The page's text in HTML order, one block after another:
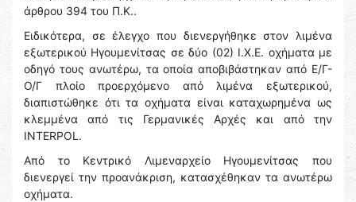
άρθρου 394 του Π.Κ..
Ειδικότερα, σε έλεγχο που διενεργήθηκε στον λιμένα
εξωτερικού Ηγουμενίτσας σε δύο (02) Ι.Χ.Ε. οχήματα με
οδηγό τους ανωτέρω, τα οποία αποβιβάστηκαν από Ε/Γ-
Ο/Γ πλοίο προερχόμενο από λιμένα εξωτερικού,
διαπιστώθηκε ότι τα οχήματα είναι καταχωρημένα ως
κλεμμένα από τις Γερμανικές Αρχές και από την
INTERPOL.
Από το Κεντρικό Λιμεναρχείο Ηγουμενίτσας που
διενεργεί την προανάκριση, κατασχέθηκαν τα ανωτέρω
οχήματα.